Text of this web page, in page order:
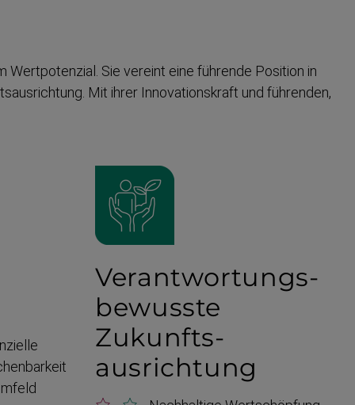
Sie vereint eine führende Position in
Mit ihrer Innova­ti­onskraft und führenden,
Verantwortungs­
bewusste
Zukunfts­
ausrichtung